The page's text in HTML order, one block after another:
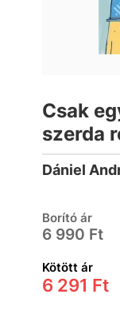
Csak
szerda
Dániel
Borító ár
6 990 Ft
Kötött ár
6 291 Ft